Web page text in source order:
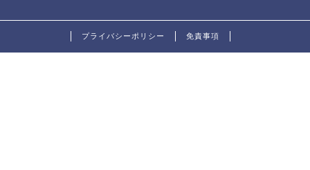
プライバシーポリシー 免責事項